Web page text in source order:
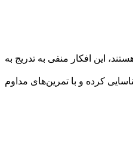
این افکار منفی به تدریج به
کرده و با تمرین‌های مداوم